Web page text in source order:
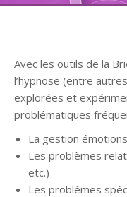
Avec les outils de la
l’hypnose (entre
explorées et
problématiques
La gestion
Les problèmes
etc.)
Les problèmes